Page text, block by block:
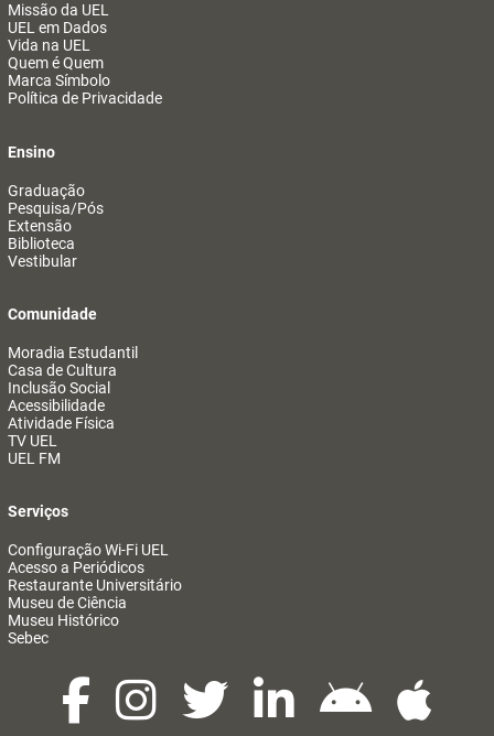
Missão da UEL
UEL em Dados
Vida na UEL
Quem é Quem
Marca Símbolo
Política de Privacidade
Ensino
Graduação
Pesquisa/Pós
Extensão
Biblioteca
Vestibular
Comunidade
Moradia Estudantil
Casa de Cultura
Inclusão Social
Acessibilidade
Atividade Física
TV UEL
UEL FM
Serviços
Configuração Wi-Fi UEL
Acesso a Periódicos
Restaurante Universitário
Museu de Ciência
Museu Histórico
Sebec